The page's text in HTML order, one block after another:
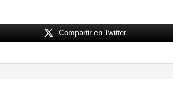
Compartir en Twitter